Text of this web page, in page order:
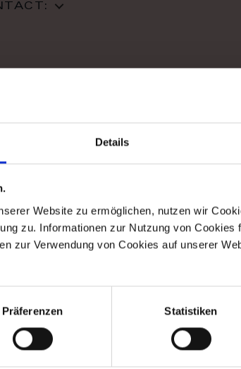
Details
Website zu ermöglichen, nutzen wir
zu. Informationen zur Nutzung von Cookies
zur Verwendung von Cookies auf unserer
Präferenzen Statistiken
TIME